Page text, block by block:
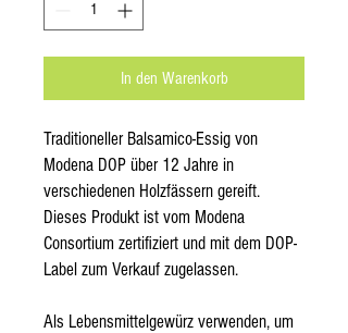
In den Warenkorb
Traditioneller Balsamico-Essig von
Modena DOP über 12 Jahre in
verschiedenen Holzfässern gereift.
Dieses Produkt ist vom Modena
Consortium zertifiziert und mit dem DOP-
Label zum Verkauf zugelassen.
Als Lebensmittelgewürz verwenden, um